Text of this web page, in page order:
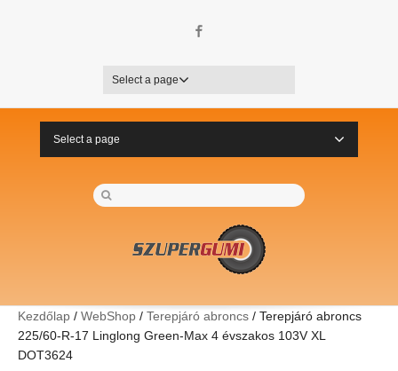
Select a page
Select a page
Kezdőlap / WebShop / Terepjáró abroncs / Terepjáró abroncs
225/60-R-17 Linglong Green-Max 4 évszakos 103V XL
DOT3624